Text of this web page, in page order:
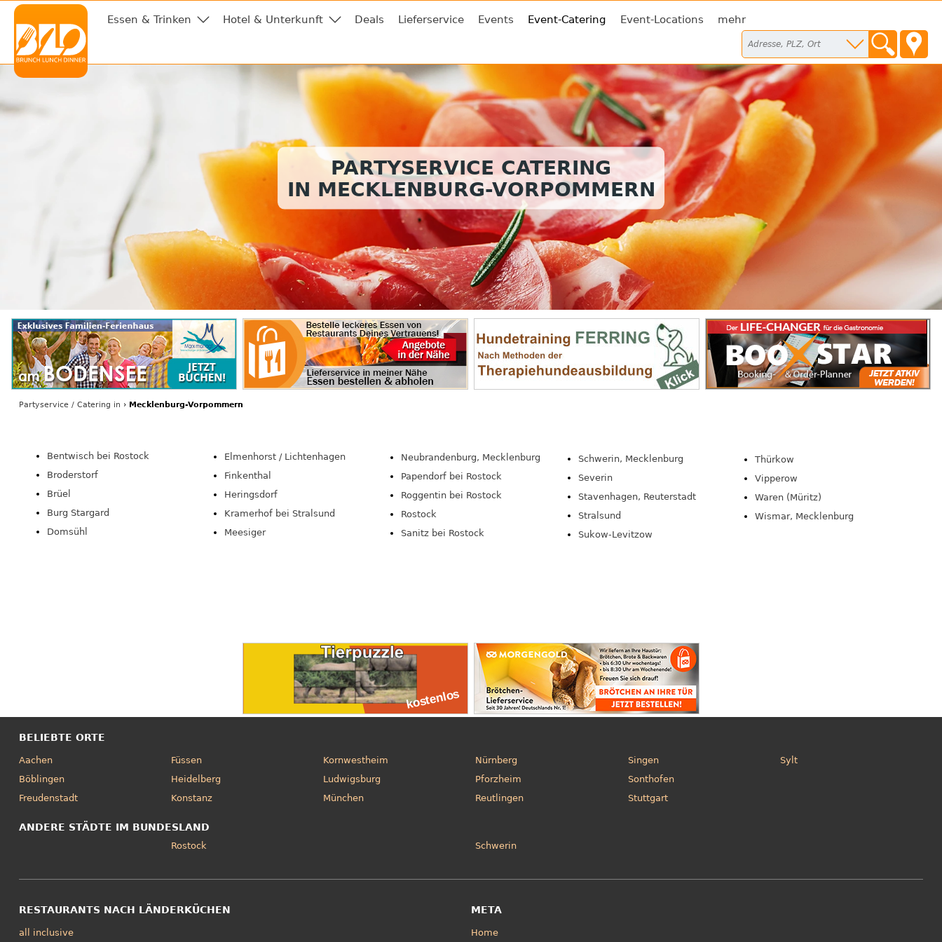
Essen & Trinken Hotel & Unterkunft Deals Lieferservice Events Event-Catering Event-Locations mehr
PARTYSERVICE CATERING
IN MECKLENBURG-VORPOMMERN
Partyservice / Catering in › Mecklenburg-Vorpommern
Bentwisch bei Rostock
Broderstorf
Brüel
Burg Stargard
Domsühl
Elmenhorst / Lichtenhagen
Finkenthal
Heringsdorf
Kramerhof bei Stralsund
Meesiger
Neubrandenburg, Mecklenburg
Papendorf bei Rostock
Roggentin bei Rostock
Rostock
Sanitz bei Rostock
Schwerin, Mecklenburg
Severin
Stavenhagen, Reuterstadt
Stralsund
Sukow-Levitzow
Thürkow
Vipperow
Waren (Müritz)
Wismar, Mecklenburg
BELIEBTE ORTE
Aachen
Böblingen
Freudenstadt
Füssen
Heidelberg
Konstanz
Kornwestheim
Ludwigsburg
München
Nürnberg
Pforzheim
Reutlingen
Singen
Sonthofen
Stuttgart
Sylt
ANDERE STÄDTE IM BUNDESLAND
Rostock Schwerin
RESTAURANTS NACH LÄNDERKÜCHEN
all inclusive
META
Home